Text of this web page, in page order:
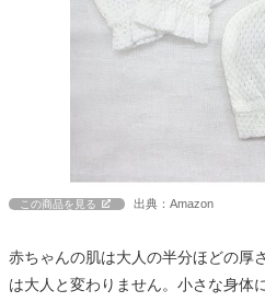
この商品を見る 出典：Amazon
赤ちゃんの肌は大人の半分ほどの厚
は大人と変わりません。小さな身体